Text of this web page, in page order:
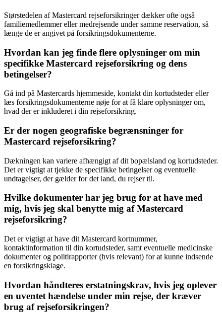
Størstedelen af Mastercard rejseforsikringer dækker ofte også
familiemedlemmer eller medrejsende under samme reservation, så
længe de er angivet på forsikringsdokumenterne.
Hvordan kan jeg finde flere oplysninger om min
specifikke Mastercard rejseforsikring og dens
betingelser?
Gå ind på Mastercards hjemmeside, kontakt din kortudsteder eller
læs forsikringsdokumenterne nøje for at få klare oplysninger om,
hvad der er inkluderet i din rejseforsikring.
Er der nogen geografiske begrænsninger for
Mastercard rejseforsikring?
Dækningen kan variere afhængigt af dit bopælsland og kortudsteder.
Det er vigtigt at tjekke de specifikke betingelser og eventuelle
undtagelser, der gælder for det land, du rejser til.
Hvilke dokumenter har jeg brug for at have med
mig, hvis jeg skal benytte mig af Mastercard
rejseforsikring?
Det er vigtigt at have dit Mastercard kortnummer,
kontaktinformation til din kortudsteder, samt eventuelle medicinske
dokumenter og politirapporter (hvis relevant) for at kunne indsende
en forsikringsklage.
Hvordan håndteres erstatningskrav, hvis jeg oplever
en uventet hændelse under min rejse, der kræver
brug af rejseforsikringen?